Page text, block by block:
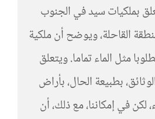
16، يتعلق بملكيات سيد في الجنوب
القاحلة، ويوضح أن ملكية
مثل الماء تماما. ويتعلق
بطبيعة الحال، بأراض
لكن في إمكاننا، مع ذلك، أن